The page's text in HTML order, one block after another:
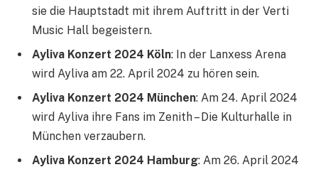
sie die Hauptstadt mit ihrem Auftritt in der Verti
Music Hall begeistern.
Ayliva Konzert 2024 Köln: In der Lanxess Arena
wird Ayliva am 22. April 2024 zu hören sein.
Ayliva Konzert 2024 München: Am 24. April 2024
wird Ayliva ihre Fans im Zenith – Die Kulturhalle in
München verzaubern.
Ayliva Konzert 2024 Hamburg: Am 26. April 2024